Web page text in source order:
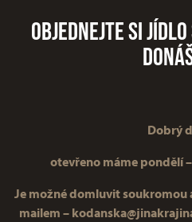
Objednejte si jídlo
Dobrý
otevřeno máme pondělí
Je možné domluvit soukromou
mailem –